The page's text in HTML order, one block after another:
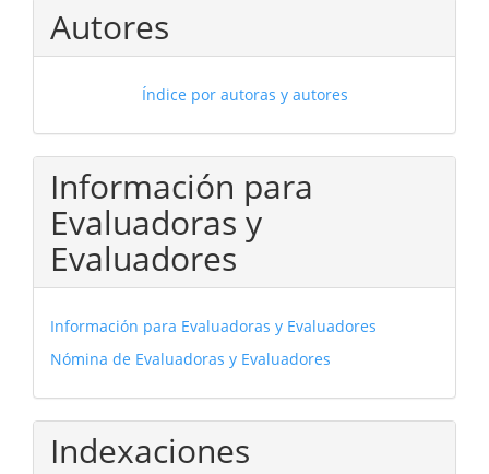
Autores
Índice por autoras y autores
Información para
Evaluadoras y
Evaluadores
Información para Evaluadoras y Evaluadores
Nómina de Evaluadoras y Evaluadores
Indexaciones